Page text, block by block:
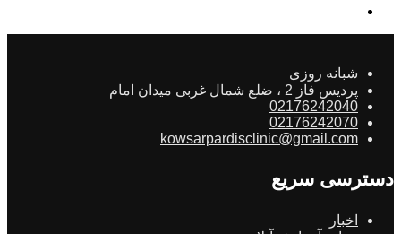
شبانه روزی
پردیس فاز 2 ، ضلع شمال غربی میدان امام
02176242040
02176242070
kowsarpardisclinic@gmail.com
دسترسی سریع
اخبار